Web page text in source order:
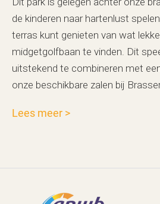
de kinderen naar hartenlust
terras kunt genieten van wat
midgetgolfbaan te vinden. Dit
uitstekend te combineren met
onze beschikbare zalen bij
Lees meer >